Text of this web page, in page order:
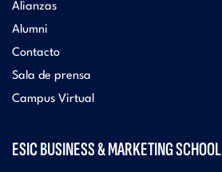
Alianzas
Alumni
Contacto
Sala de prensa
Campus Virtual
ESIC BUSINESS & MARKETING SCHOOL